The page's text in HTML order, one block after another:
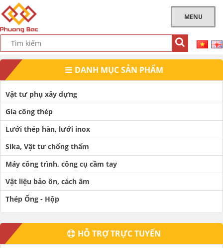
MENU
DANH MỤC SẢN PHẨM
Vật tư phụ xây dựng
Gia công thép
Lưới thép hàn, lưới inox
Sika, Vật tư chống thấm
Máy công trình, công cụ cầm tay
Vật liệu bảo ôn, cách âm
Thép Ống - Hộp
HỖ TRỢ TRỰC TUYẾN